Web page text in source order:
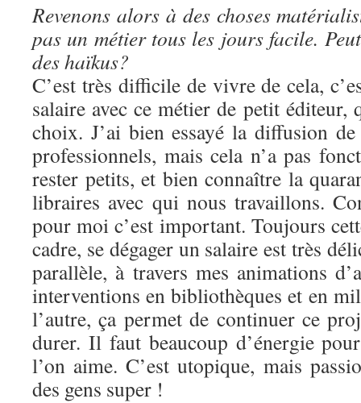
Revenons alors à des choses
pas un métier tous les jours facile.
des haïkus?
C’est très difficile de vivre de cela,
salaire avec ce métier de petit éditeur,
choix. J’ai bien essayé la diffusion
professionnels, mais cela n’a pas
rester petits, et bien connaître la
libraires avec qui nous travaillons.
pour moi c’est important. Toujours
cadre, se dégager un salaire est très
parallèle, à travers mes animations
interventions en bibliothèques et en
l’autre, ça permet de continuer ce
durer. Il faut beaucoup d’énergie
l’on aime. C’est utopique, mais
des gens super !